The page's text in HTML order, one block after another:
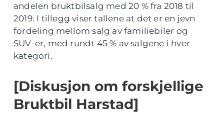
andelen bruktbilsalg med 20 % fra 2018 til
2019. I tillegg viser tallene at det er en jevn
fordeling mellom salg av familiebiler og
SUV-er, med rundt 45 % av salgene i hver
kategori.
[Diskusjon om forskjellige
Bruktbil Harstad]